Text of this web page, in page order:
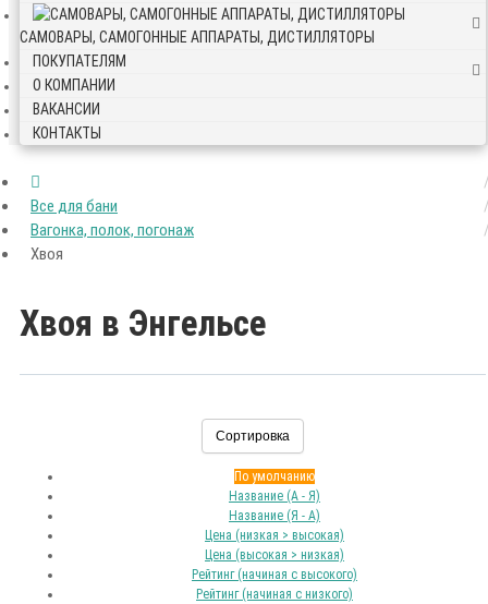
САМОВАРЫ, САМОГОННЫЕ АППАРАТЫ, ДИСТИЛЛЯТОРЫ
ПОКУПАТЕЛЯМ
О КОМПАНИИ
ВАКАНСИИ
КОНТАКТЫ
Все для бани
Вагонка, полок, погонаж
Хвоя
Хвоя в Энгельсе
Сортировка
По умолчанию
Название (А - Я)
Название (Я - А)
Цена (низкая > высокая)
Цена (высокая > низкая)
Рейтинг (начиная с высокого)
Рейтинг (начиная с низкого)